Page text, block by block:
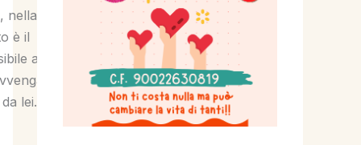
nella
è il
a
lei.